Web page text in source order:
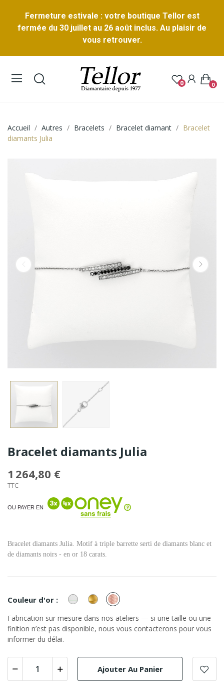
Fermeture estivale : votre boutique Tellor est
fermée du 30 juillet au 26 août inclus. Au plaisir de
vous retrouver.
0 0
Accueil Autres Bracelets Bracelet diamant
Bracelet
diamants Julia
Bracelet diamants Julia
1 264,80 €
TTC
OU PAYER EN
Bracelet diamants Julia. Motif à triple barrette serti de diamants blanc et
de diamants noirs - en or 18 carats.
Couleur d'or : or
Blanc
or
Jaune
or
Rose
Fabrication sur mesure dans nos ateliers — si une taille ou une
finition n’est pas disponible, nous vous contacterons pour vous
informer du délai.
Ajouter Au Panier